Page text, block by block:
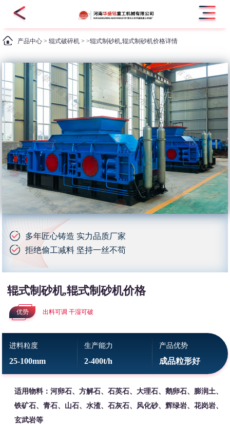
产品中心 >辊式破碎机 > >辊式制砂机,辊式制砂机价格详情
多年匠心铸造 实力品质厂家
拒绝偷工减料 坚持一丝不苟
辊式制砂机,辊式制砂机价格
优势 出料可调 干湿可破
进料粒度
25-100mm
生产能力
2-400t/h
产品优势
成品粒形好
适用物料：河卵石、方解石、石英石、大理石、鹅卵石、膨润土、
铁矿石、青石、山石、水渣、石灰石、风化砂、辉绿岩、花岗岩、
玄武岩等